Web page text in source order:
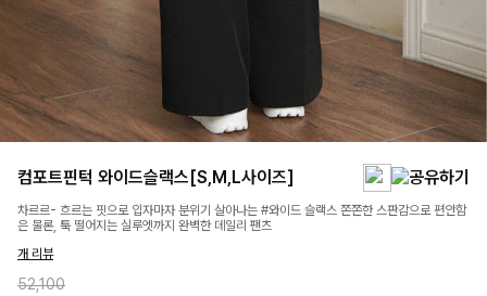
컴포트핀턱 와이드슬랙스[S,M,L사이즈]
차르르- 흐르는 핏으로 입자마자 분위기 살아나는 #와이드 슬랙스 쫀쫀한 스판감으로 편안함
은 물론, 툭 떨어지는 실루엣까지 완벽한 데일리 팬츠
개 리뷰
52,100